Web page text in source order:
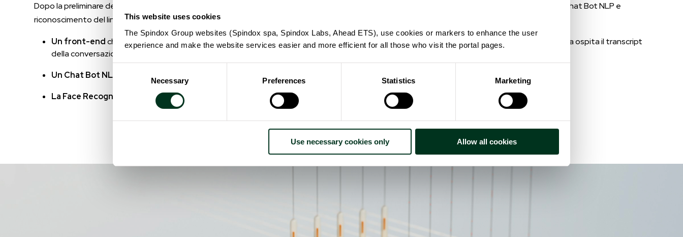
This website uses cookies
The Spindox Group websites (Spindox spa, Spindox Labs, Ahead ETS), use cookies or markers to enhance the user
experience and make the website services easier and more efficient for all those who visit the portal pages.
Selection
Necessary Preferences Statistics Marketing
Use necessary cookies only Allow all cookies
Dopo la preliminare definizione di un flusso di conversazione su cui addestrare il Virtual Assistant, sono stati testati i principali servizi offerti per Chat Bot NLP e
riconoscimento del linguaggio naturale. La soluzione individuata risulta costituita da componenti diverse e tra loro comunicanti:
Un front-end che consente di visualizzare a schermo il Virtual Assistant, capace di espressione e mobilità human-like. Tale interfaccia grafica ospita il transcript
della conversazione e la visualizzazione delle informazioni recuperate.
Un Chat Bot NLP
per l’interpretazione della comunicazione, la classificazione degli intenti di ricerca e l’elaborazione delle risposte.
La Face Recognition
per gli utenti già registrati al fine di customizzare il dialogo con l’Avatar ricorrendo all’ausilio di reti neurali.